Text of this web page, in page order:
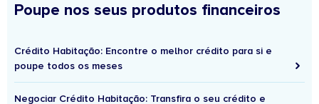
Poupe nos seus produtos financeiros
Crédito Habitação: Encontre o melhor crédito para si e
poupe todos os meses
Negociar Crédito Habitação: Transfira o seu crédito e